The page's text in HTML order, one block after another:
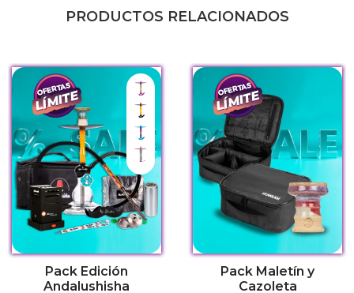
PRODUCTOS RELACIONADOS
Joker
Batman
Frozen
Kylie
Pack Edición
Andalushisha
Pack Maletín y
Cazoleta